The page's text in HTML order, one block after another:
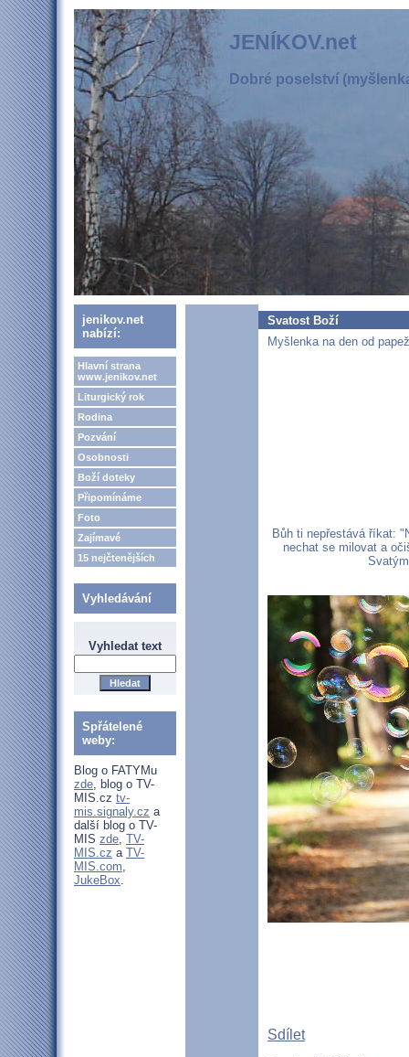
JENÍKOV.net
Dobré poselství
jenikov.net
nabízí:
Hlavní strana
www.jenikov.net
Liturgický rok
Rodina
Pozvání
Osobnosti
Boží doteky
Připomínáme
Foto
Zajímavé
15 nejčtenějších
Vyhledávání
Vyhledat text
Spřátelené
weby:
Blog o FATYMu
zde, blog o TV-
MIS.cz tv-
mis.signaly.cz a
další blog o TV-
MIS zde, TV-
MIS.cz a TV-
MIS.com,
JukeBox.
Svatost Boží
Myšlenka na den od
Bůh ti nepřestává říkat:
nechat se milovat a
Sdílet